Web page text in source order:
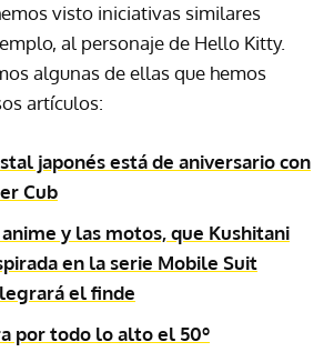
visto iniciativas similares
al personaje de Hello Kitty.
algunas de ellas que hemos
artículos:
japonés está de aniversario con
Cub
y las motos, que Kushitani
en la serie Mobile Suit
el finde
por todo lo alto el 50º